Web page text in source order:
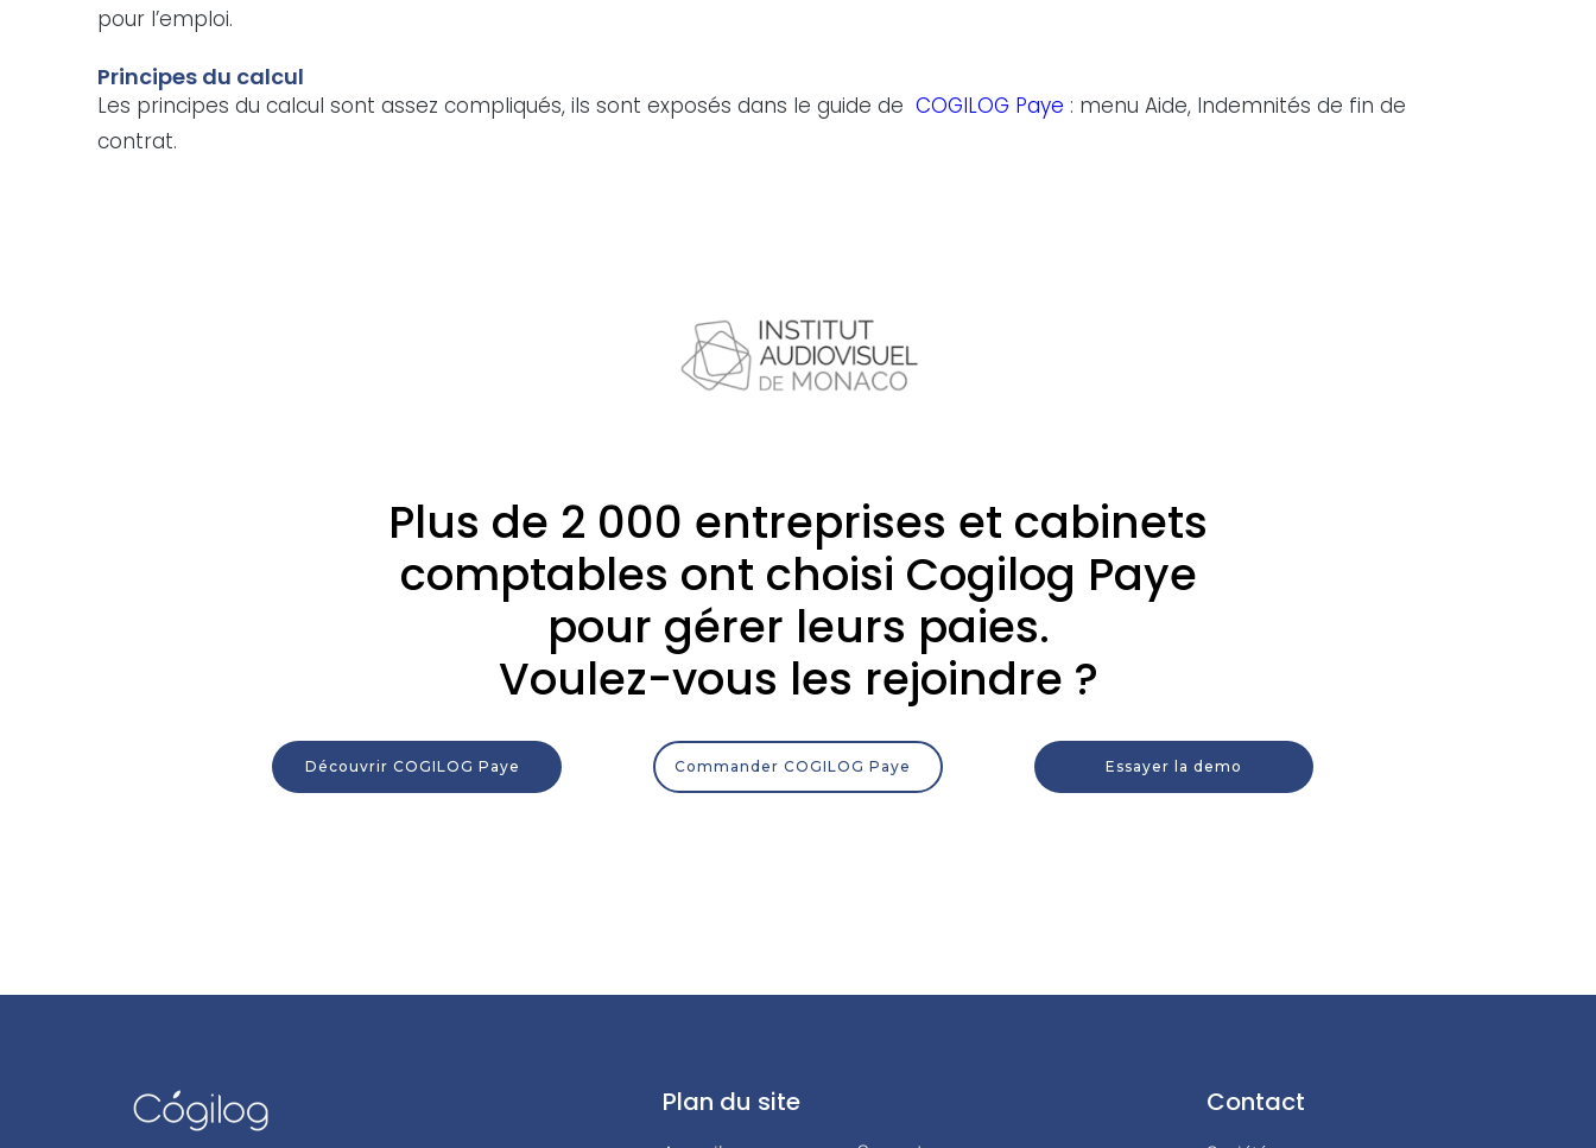
pour l’emploi.
Principes du calcul
Les principes du calcul sont assez compliqués, ils sont exposés dans le guide de COGILOG Paye : menu Aide, Indemnités de fin de
contrat.
Plus de 2 000 entreprises et cabinets
comptables ont choisi Cogilog Paye
pour gérer leurs paies.
Voulez-vous les rejoindre ?
Découvrir COGILOG Paye Commander COGILOG Paye Essayer la demo
Plan du site Contact